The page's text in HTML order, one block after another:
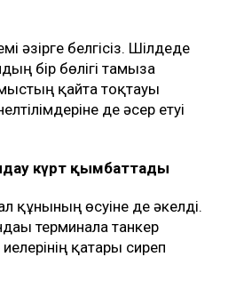
әзірге белгісіз. Шілдеде
бір бөлігі тамызға
қайта тоқтауы
де әсер етуі
күрт қымбаттады
құнының өсуіне де әкелді.
терминалға танкер
қатары сиреп